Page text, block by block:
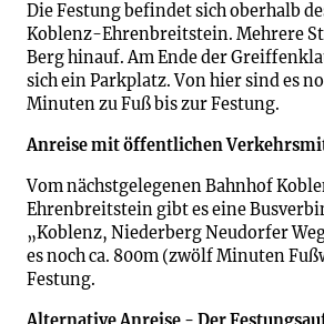
Die Festung befindet sich oberhalb
Koblenz-Ehrenbreitstein. Mehrere
Berg hinauf. Am Ende der
sich ein Parkplatz. Von hier sind es
Minuten zu Fuß bis zur Festung.
Anreise mit öffentlichen
Vom nächstgelegenen Bahnhof
Ehrenbreitstein gibt es eine
„Koblenz, Niederberg Neudorfer
es noch ca. 800m (zwölf Minuten
Festung.